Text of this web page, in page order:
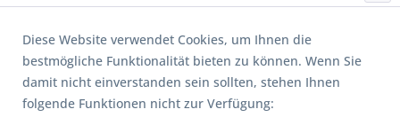
Diese Website verwendet Cookies, um Ihnen die
bestmögliche Funktionalität bieten zu können. Wenn Sie
damit nicht einverstanden sein sollten, stehen Ihnen
folgende Funktionen nicht zur Verfügung: